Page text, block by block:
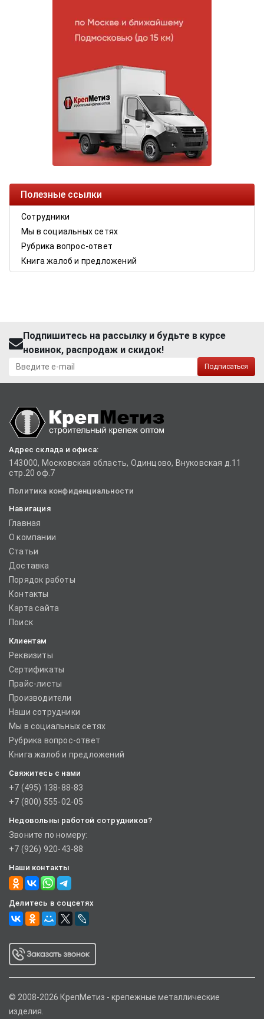
Полезные ссылки
Сотрудники
Мы в социальных сетях
Рубрика вопрос-ответ
Книга жалоб и предложений
Подпишитесь на рассылку и будьте в курсе
новинок, распродаж и скидок!
Подписаться
Адрес склада и офиса:
143000, Московская область, Одинцово, Внуковская д.11
стр.20 оф.7
Политика конфиденциальности
Навигация
Главная
О компании
Статьи
Доставка
Порядок работы
Контакты
Карта сайта
Поиск
Клиентам
Реквизиты
Сертификаты
Прайс-листы
Производители
Наши сотрудники
Мы в социальных сетях
Рубрика вопрос-ответ
Книга жалоб и предложений
Свяжитесь с нами
+7 (495) 138-88-83
+7 (800) 555-02-05
Недовольны работой сотрудников?
Звоните по номеру:
+7 (926) 920-43-88
Наши контакты
Делитесь в соцсетях
© 2008-2026 КрепМетиз - крепежные металлические
изделия.